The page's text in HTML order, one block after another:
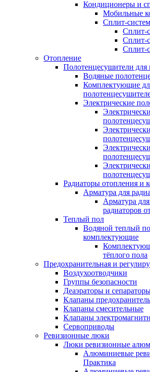
Кондиционеры и
Мобильные
Сплит-
Сплит-
Сплит-
Сплит-
Отопление
Полотенцесушители
Водяные
Комплектующие
Электрические
Радиаторы отопления и
Арматура для
Арматура
радиаторов
Теплый пол
Водяной теплый
комплектующие
тёплого пола
Предохранительная и
Воздухоотводчики
Группы безопасности
Деаэраторы и
Клапаны
Клапаны смесительные
Клапаны
Сервоприводы
Ревизионные люки
Люки ревизионные
Алюминиевые
Практика